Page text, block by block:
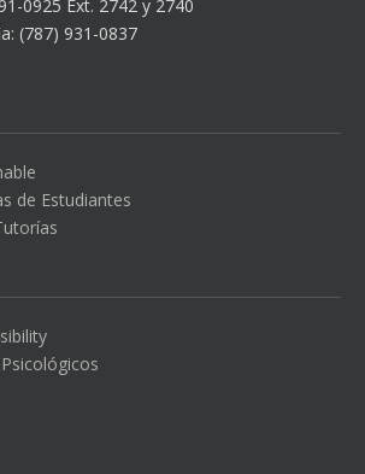
0925 Ext. 2742 y 2740
(787) 931-0837
de Estudiantes